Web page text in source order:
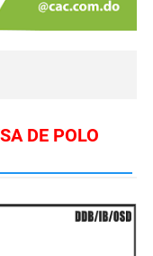
DE POLO